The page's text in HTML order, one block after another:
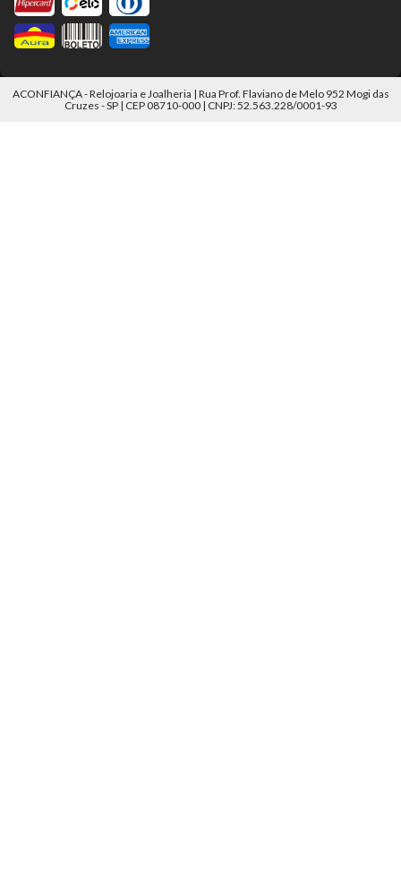
ACONFIANÇA - Relojoaria e Joalheria | Rua Prof. Flaviano de Melo 952 Mogi das
Cruzes - SP | CEP 08710-000 | CNPJ: 52.563.228/0001-93